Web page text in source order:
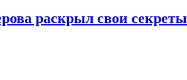
раскрыл свои секреты